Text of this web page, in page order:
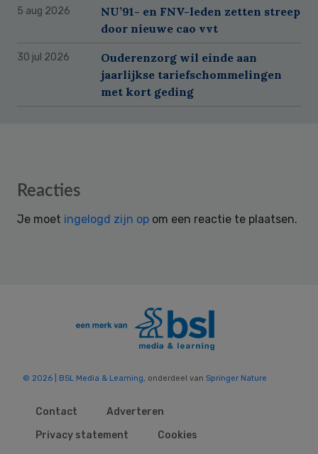
5 aug 2026
NU’91- en FNV-leden zetten streep
door nieuwe cao vvt
30 jul 2026
Ouderenzorg wil einde aan
jaarlijkse tariefschommelingen
met kort geding
Reader
Reacties
Je moet ingelogd zijn op om een reactie te plaatsen.
© 2026 | BSL Media & Learning, onderdeel van Springer Nature
Contact
Adverteren
Privacy statement
Cookies